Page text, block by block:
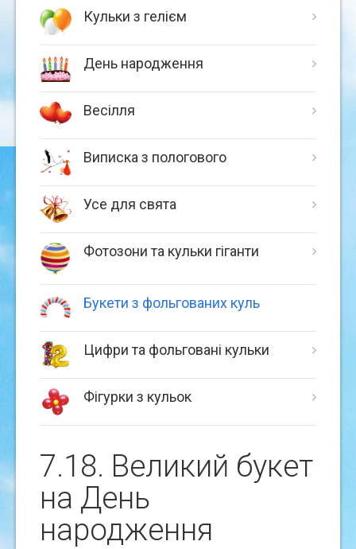
Кульки з гелієм
День народження
Весілля
Виписка з пологового
Усе для свята
Фотозони та кульки гіганти
Букети з фольгованих куль
Цифри та фольговані кульки
Фігурки з кульок
7.18. Великий букет
на День
народження